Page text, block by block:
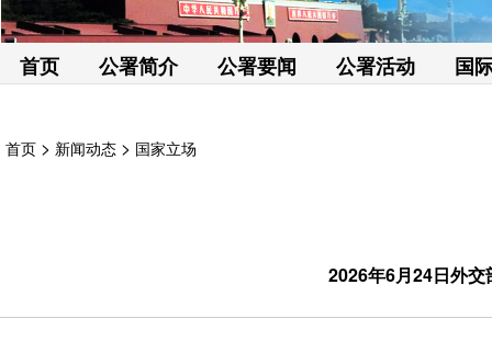
首页 公署简介 公署要闻 公署活动 国
首页 > 新闻动态 > 国家立场
2026年6月24日外